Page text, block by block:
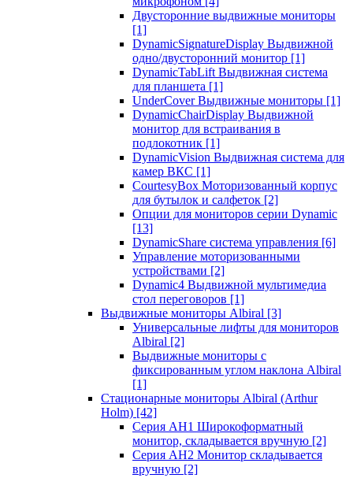
Двусторонние выдвижные мониторы
[1]
DynamicSignatureDisplay Выдвижной
одно/двусторонний монитор [1]
DynamicTabLift Выдвижная система
для планшета [1]
UnderCover Выдвижные мониторы [1]
DynamicChairDisplay Выдвижной
монитор для встраивания в
подлокотник [1]
DynamicVision Выдвижная система для
камер ВКС [1]
CourtesyBox Моторизованный корпус
для бутылок и салфеток [2]
Опции для мониторов серии Dynamic
[13]
DynamicShare система управления [6]
Управление моторизованными
устройствами [2]
Dynamic4 Выдвижной мультимедиа
стол переговоров [1]
Выдвижные мониторы Albiral [3]
Универсальные лифты для мониторов
Albiral [2]
Выдвижные мониторы с
фиксированным углом наклона Albiral
[1]
Стационарные мониторы Albiral (Arthur
Holm) [42]
Серия AH1 Широкоформатный
монитор, складывается вручную [2]
Серия AH2 Монитор складывается
вручную [2]